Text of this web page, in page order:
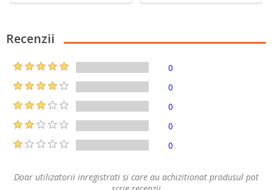
Recenzii
0
0
0
0
0
Doar utilizatorii inregistrati si care au achizitionat produsul pot